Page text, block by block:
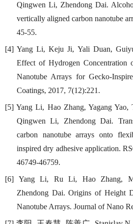
Qingwen Li, Zhendong Dai.
vertically aligned carbon nanotube
45-55.
[4] Yang Li, Keju Ji, Yali Duan,
Effect of Hydrogen Concentration
Nanotube Arrays for Gecko-
Coatings, 2017, 7(12):221.
[5] Yang Li, Hao Zhang, Yagang Yao,
Qingwen Li, Zhendong Dai.
carbon nanotube arrays onto
inspired dry adhesive application.
46749-46759.
[6] Yang Li, Ru Li, Hao Zhang,
Zhendong Dai. Origins of Height
Nanotube Arrays. Journal of Nano